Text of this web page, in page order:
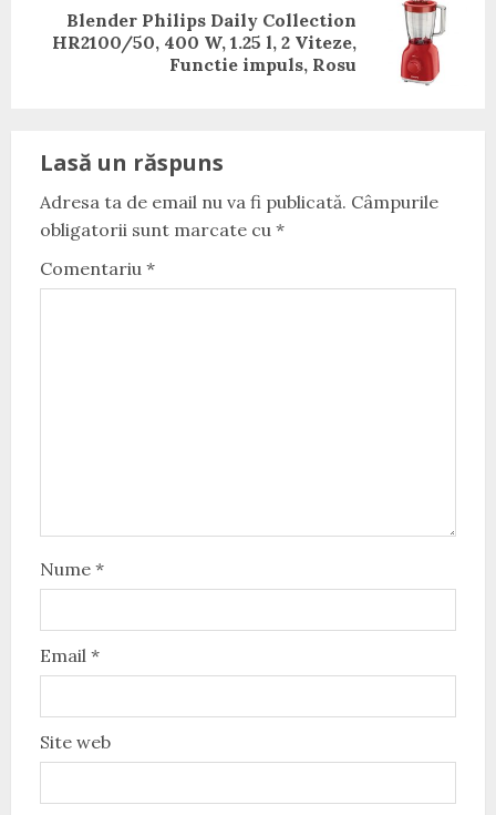
Next
Blender Philips Daily Collection
HR2100/50, 400 W, 1.25 l, 2 Viteze,
Functie impuls, Rosu
Lasă un răspuns
Adresa ta de email nu va fi publicată. Câmpurile
obligatorii sunt marcate cu *
Comentariu *
Nume *
Email *
Site web